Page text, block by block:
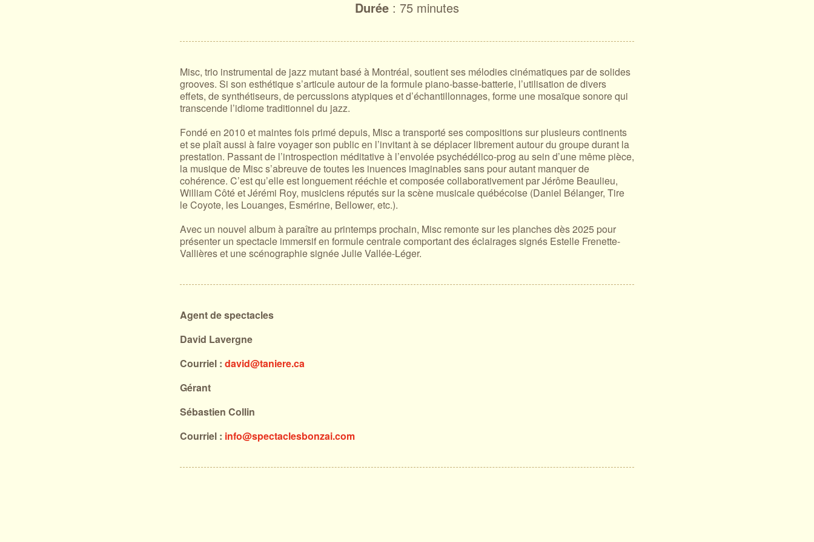
Durée : 75 minutes
Misc, trio instrumental de jazz mutant basé à Montréal, soutient ses mélodies cinématiques par de solides
grooves. Si son esthétique s’articule autour de la formule piano-basse-batterie, l’utilisation de divers
effets, de synthétiseurs, de percussions atypiques et d’échantillonnages, forme une mosaïque sonore qui
transcende l’idiome traditionnel du jazz.
Fondé en 2010 et maintes fois primé depuis, Misc a transporté ses compositions sur plusieurs continents
et se plaît aussi à faire voyager son public en l’invitant à se déplacer librement autour du groupe durant la
prestation. Passant de l’introspection méditative à l’envolée psychédélico-prog au sein d’une même pièce,
la musique de Misc s’abreuve de toutes les inuences imaginables sans pour autant manquer de
cohérence. C’est qu’elle est longuement rééchie et composée collaborativement par Jérôme Beaulieu,
William Côté et Jérémi Roy, musiciens réputés sur la scène musicale québécoise (Daniel Bélanger, Tire
le Coyote, les Louanges, Esmérine, Bellower, etc.).
Avec un nouvel album à paraître au printemps prochain, Misc remonte sur les planches dès 2025 pour
présenter un spectacle immersif en formule centrale comportant des éclairages signés Estelle Frenette-
Vallières et une scénographie signée Julie Vallée-Léger.
Agent de spectacles
David Lavergne
Courriel : david@taniere.ca
Gérant
Sébastien Collin
Courriel : info@spectaclesbonzai.com